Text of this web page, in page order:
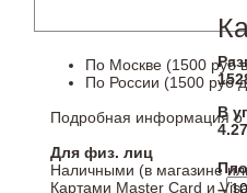
В
–
По Москве (1500 руб
По России (1500 руб
Подробная информация о
Для физ. лиц
Наличными (в магазине
Картами Master Card и